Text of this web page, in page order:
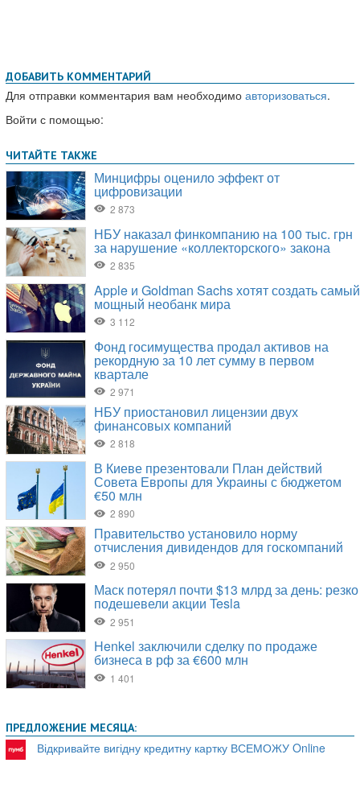
ДОБАВИТЬ КОММЕНТАРИЙ
Для отправки комментария вам необходимо авторизоваться.
Войти с помощью:
ПРЕДЛОЖЕНИЕ МЕСЯЦА:
Відкривайте вигідну кредитну картку ВСЕМОЖУ Online